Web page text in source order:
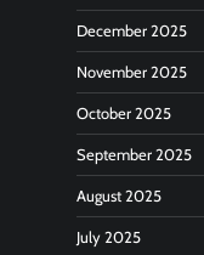
December 2025
November 2025
October 2025
September 2025
August 2025
July 2025